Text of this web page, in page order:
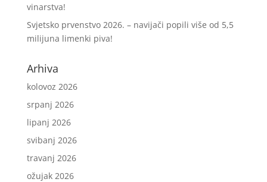
vinarstva!
Svjetsko prvenstvo 2026. – navijači popili više od 5,5
milijuna limenki piva!
Arhiva
kolovoz 2026
srpanj 2026
lipanj 2026
svibanj 2026
travanj 2026
ožujak 2026